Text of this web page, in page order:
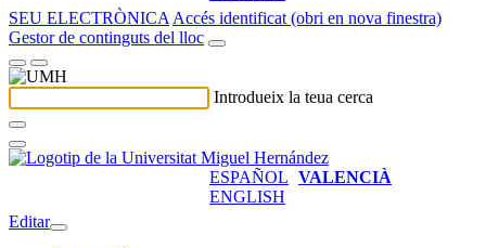
SEU ELECTRÒNICA Accés identificat (obri en nova finestra)
Gestor de continguts del lloc
Introdueix la teua cerca
ESPAÑOL VALENCIÀ
ENGLISH
Editar